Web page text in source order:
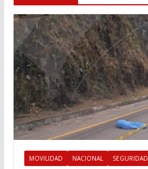
MOVILIDAD NACIONAL SEGURIDAD